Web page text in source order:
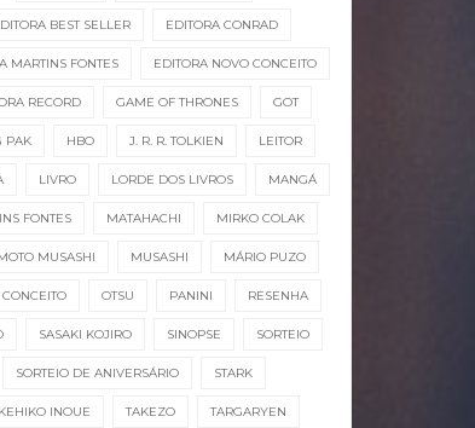
BEST SELLER EDITORA CONRAD
MARTINS FONTES EDITORA NOVO CONCEITO
RECORD GAME OF THRONES GOT
PAK HBO J. R. R. TOLKIEN LEITOR
LIVRO LORDE DOS LIVROS MANGÁ
FONTES MATAHACHI MIRKO COLAK
MUSASHI MUSASHI MÁRIO PUZO
OTSU PANINI RESENHA
SASAKI KOJIRO SINOPSE SORTEIO
SORTEIO DE ANIVERSÁRIO STARK
INOUE TAKEZO TARGARYEN